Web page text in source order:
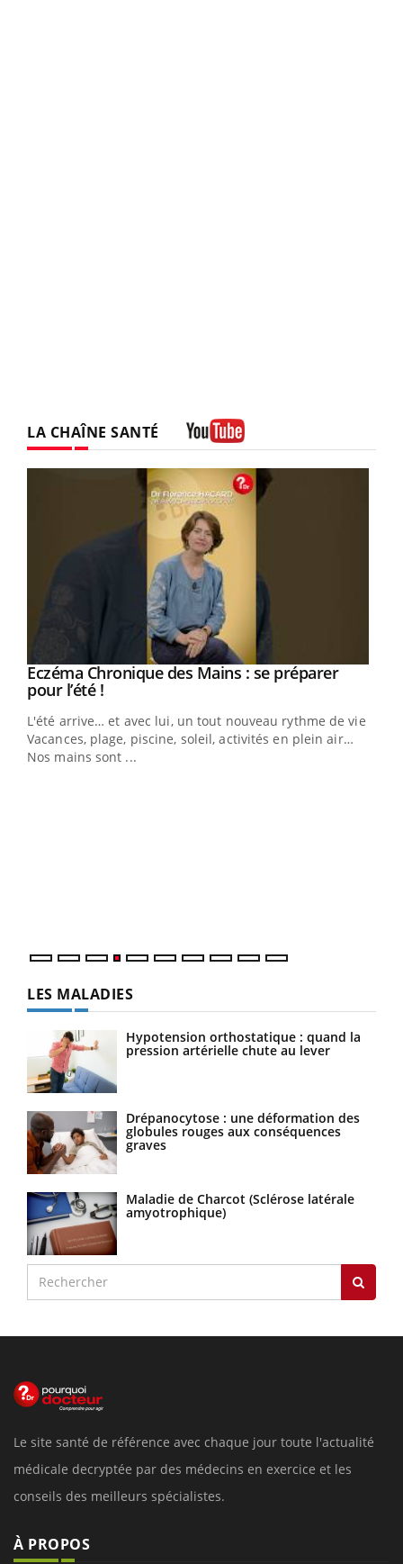
LA CHAÎNE SANTÉ
Youtube
Eczéma Chronique des Mains : se préparer
pour l’été !Youtube
L'été arrive… et avec lui, un tout nouveau rythme de vie !
Vacances, plage, piscine, soleil, activités en plein air…
Nos mains sont ...
LES MALADIES
Hypotension orthostatique : quand la
pression artérielle chute au lever
Drépanocytose : une déformation des
globules rouges aux conséquences
graves
Maladie de Charcot (Sclérose latérale
amyotrophique)
Le site santé de référence avec chaque jour toute l'actualité
médicale decryptée par des médecins en exercice et les
conseils des meilleurs spécialistes.
À PROPOS